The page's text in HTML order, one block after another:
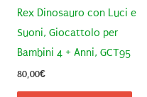
Rex Dinosauro con Luci e
Suoni, Giocattolo per
Bambini 4 + Anni, GCT95
80,00€